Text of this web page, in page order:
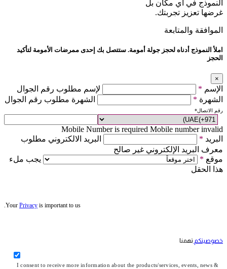
النموذج في أي مكان بل
غرضها تعزيز تجربتك.
الموافقة والمتابعة
املأ النموذج أدناه لحجز جولة أمومة. ستتصل بك إحدى ممرضات الأمومة لتأكيد
الحجز
×
الإسم *
لإسم مطلوب رقم الجوال
الشهرة * الشهرة مطلوب رقم الجوال
رقم الاتصال*
Mobile Number is required Mobile number invalid
البريد *
البريد الالكتروني مطلوب
معرف البريد الإلكتروني غير صالح
موقع *
يجب ملء
هذا الحقل
Your Privacy is important to us.
خصوصيتكم تهمنا
I consent to receive more information about the products/services, events, news &